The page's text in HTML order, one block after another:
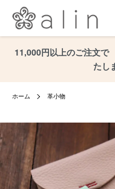
11,000円以上のご注文で
たし
ホーム 革小物